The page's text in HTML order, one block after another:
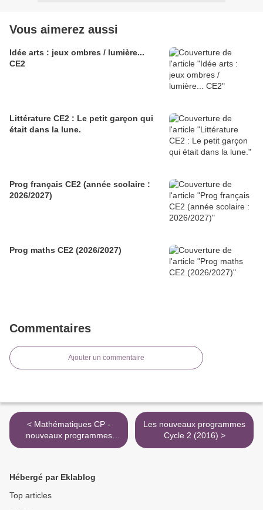
Vous aimerez aussi
Idée arts : jeux ombres / lumière...
CE2
Littérature CE2 : Le petit garçon qui
était dans la lune.
Prog français CE2 (année scolaire :
2026/2027)
Prog maths CE2 (2026/2027)
Commentaires
Ajouter un commentaire
< Mathématiques CP -
nouveaux programmes
2016
Les nouveaux programmes
Cycle 2 (2016) >
Hébergé par Eklablog
Top articles